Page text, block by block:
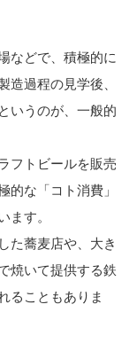
などで、積極的に
過程の見学後、
いうのが、一般的
フトビールを販売
な「コト消費」
ます。
た蕎麦店や、大き
焼いて提供する鉄
ることもありま